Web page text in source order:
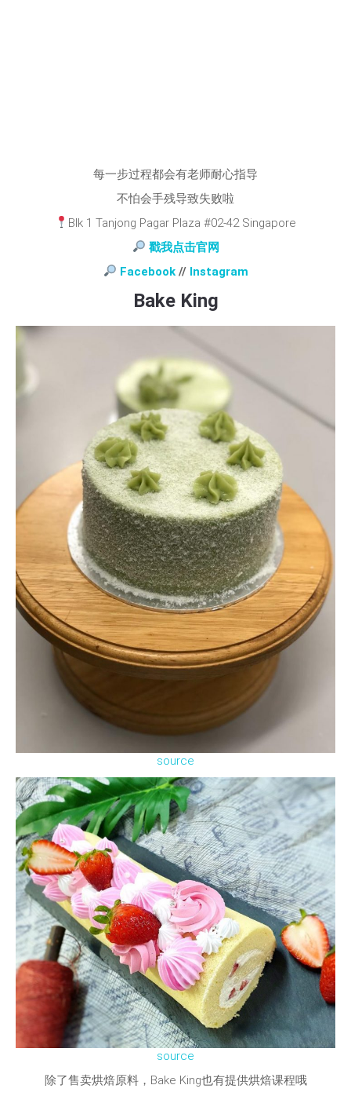
每一步过程都会有老师耐心指导
不怕会手残导致失败啦
Blk 1 Tanjong Pagar Plaza #02-42 Singapore
戳我点击官网
Facebook//Instagram
Bake King
source
source
除了售卖烘焙原料，Bake King也有提供烘焙课程哦